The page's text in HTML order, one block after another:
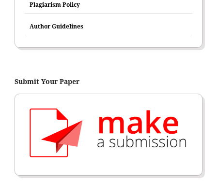
Plagiarism Policy
Author Guidelines
Submit Your Paper